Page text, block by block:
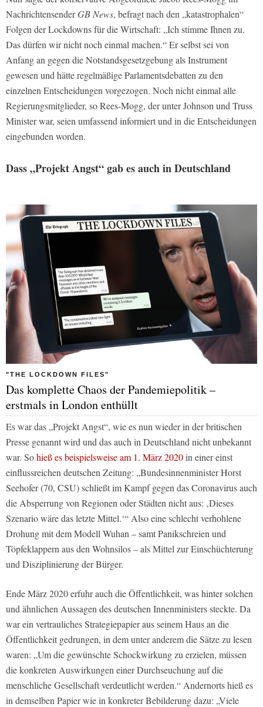
NachrichtensenderGB News, befragt nach den „katastrophalen“
Folgen der Lockdowns für die Wirtschaft: „Ich stimme Ihnen zu.
Das dürfen wir nicht noch einmal machen.“ Er selbst sei von
Anfang an gegen die Notstandsgesetzgebung als Instrument
gewesen und hätte regelmäßige Parlamentsdebatten zu den
einzelnen Entscheidungen vorgezogen. Noch nicht einmal alle
Regierungsmitglieder, so Rees-Mogg, der unter Johnson und Truss
Minister war, seien umfassend informiert und in die Entscheidungen
eingebunden worden.
Dass „Projekt Angst“ gab es auch in Deutschland
"THE LOCKDOWN FILES"
Das komplette Chaos der Pandemiepolitik –
erstmals in London enthüllt
Es war das „Projekt Angst“, wie es nun wieder in der britischen
Presse genannt wird und das auch in Deutschland nicht unbekannt
war. Sohieß es beispielsweise am 1. März 2020in einer einst
einflussreichen deutschen Zeitung: „Bundesinnenminister Horst
Seehofer (70, CSU) schließt im Kampf gegen das Coronavirus auch
die Absperrung von Regionen oder Städten nicht aus: ‚Dieses
Szenario wäre das letzte Mittel.‘“ Also eine schlecht verhohlene
Drohung mit dem Modell Wuhan – samt Panikschreien und
Töpfeklappern aus den Wohnsilos – als Mittel zur Einschüchterung
und Disziplinierung der Bürger.
Ende März 2020 erfuhr auch die Öffentlichkeit, was hinter solchen
und ähnlichen Aussagen des deutschen Innenministers steckte. Da
war ein vertrauliches Strategiepapier aus seinem Haus an die
Öffentlichkeit gedrungen, in dem unter anderem die Sätze zu lesen
waren: „Um die gewünschte Schockwirkung zu erzielen, müssen
die konkreten Auswirkungen einer Durchseuchung auf die
menschliche Gesellschaft verdeutlicht werden.“ Andernorts hieß es
in demselben Papier wie in konkreter Bebilderung dazu: „Viele